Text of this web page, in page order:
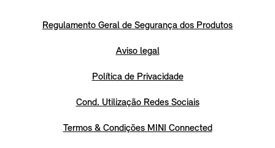
Regulamento Geral de Segurança dos Produtos
Aviso legal
Política de Privacidade
Cond. Utilização Redes Sociais
Termos & Condições MINI Connected